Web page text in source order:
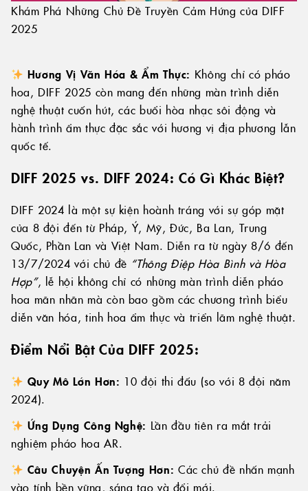
Khám Phá Những Chủ Đề Truyền Cảm Hứng của DIFF
2025
Hương Vị Văn Hóa & Ẩm Thực: Không chỉ có pháo
hoa, DIFF 2025 còn mang đến những màn trình diễn
nghệ thuật cuốn hút, các buổi hòa nhạc sôi động và
hành trình ẩm thực đặc sắc với hương vị địa phương lẫn
quốc tế.
DIFF 2025 vs. DIFF 2024: Có Gì Khác Biệt?
DIFF 2024 là một sự kiện hoành tráng với sự góp mặt
của 8 đội đến từ Pháp, Ý, Mỹ, Đức, Ba Lan, Trung
Quốc, Phần Lan và Việt Nam. Diễn ra từ ngày 8/6 đến
13/7/2024 với chủ đề “Thông Điệp Hòa Bình và Hòa
Hợp”, lễ hội không chỉ có những màn trình diễn pháo
hoa mãn nhãn mà còn bao gồm các chương trình biểu
diễn văn hóa, tinh hoa ẩm thực và triển lãm nghệ thuật.
Điểm Nổi Bật Của DIFF 2025:
Quy Mô Lớn Hơn: 10 đội thi đấu (so với 8 đội năm
2024).
Ứng Dụng Công Nghệ: Lần đầu tiên ra mắt trải
nghiệm pháo hoa AR.
Câu Chuyện Ấn Tượng Hơn: Các chủ đề nhấn mạnh
vào tính bền vững, sáng tạo và đổi mới.